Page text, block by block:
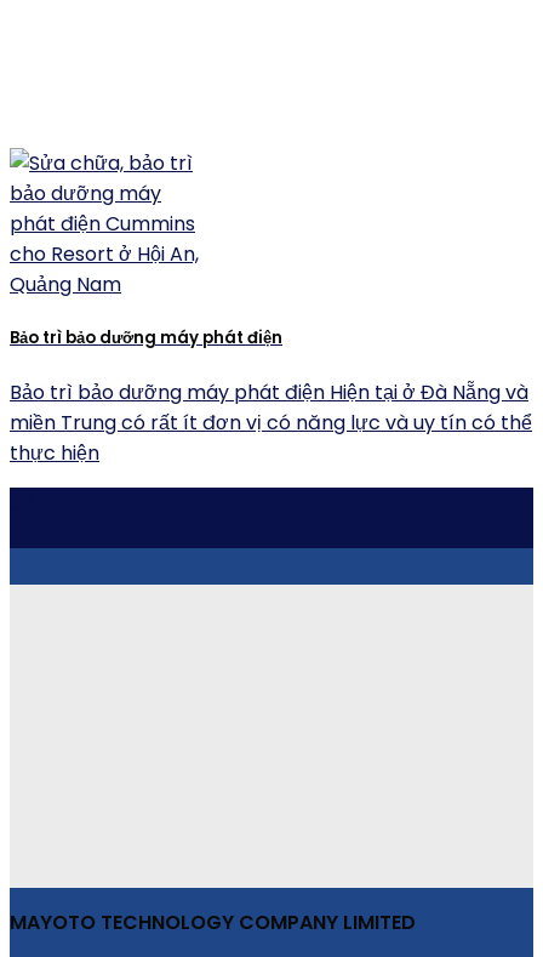
Bảo trì bảo dưỡng máy phát điện
Bảo trì bảo dưỡng máy phát điện Hiện tại ở Đà Nẵng và
miền Trung có rất ít đơn vị có năng lực và uy tín có thể
thực hiện
MAYOTO TECHNOLOGY COMPANY LIMITED